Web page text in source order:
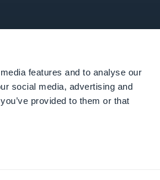
features and to analyse our
social media, advertising and
provided to them or that